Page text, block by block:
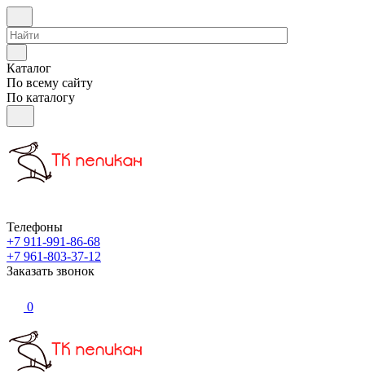
Каталог
По всему сайту
По каталогу
Телефоны
+7 911-991-86-68
+7 961-803-37-12
Заказать звонок
0